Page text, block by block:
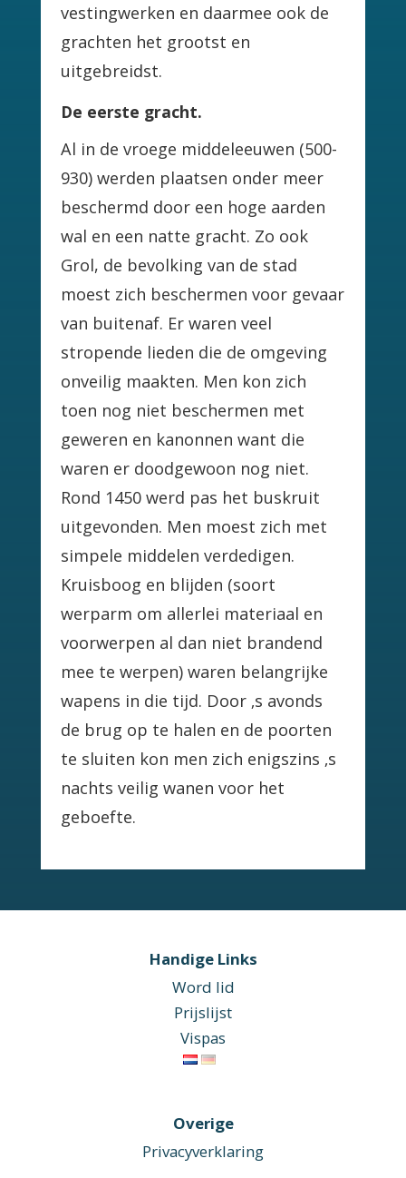
vestingwerken en daarmee ook de
grachten het grootst en
uitgebreidst.
De eerste gracht.
Al in de vroege middeleeuwen (500-
930) werden plaatsen onder meer
beschermd door een hoge aarden
wal en een natte gracht. Zo ook
Grol, de bevolking van de stad
moest zich beschermen voor gevaar
van buitenaf. Er waren veel
stropende lieden die de omgeving
onveilig maakten. Men kon zich
toen nog niet beschermen met
geweren en kanonnen want die
waren er doodgewoon nog niet.
Rond 1450 werd pas het buskruit
uitgevonden. Men moest zich met
simpele middelen verdedigen.
Kruisboog en blijden (soort
werparm om allerlei materiaal en
voorwerpen al dan niet brandend
mee te werpen) waren belangrijke
wapens in die tijd. Door ‚s avonds
de brug op te halen en de poorten
te sluiten kon men zich enigszins ‚s
nachts veilig wanen voor het
geboefte.
Handige Links
Word lid
Prijslijst
Vispas
Overige
Privacyverklaring